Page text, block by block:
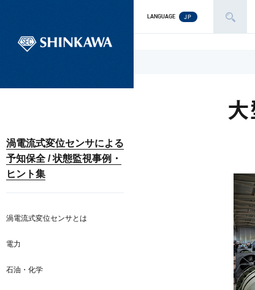
LANGUAGE JP
渦電流式変位センサによる
予知保全 / 状態監視事例・
ヒント集
渦電流式変位センサとは
電力
石油・化学
大